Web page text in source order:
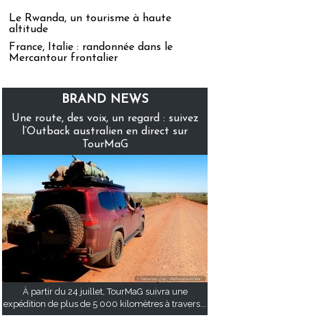
Le Rwanda, un tourisme à haute
altitude
France, Italie : randonnée dans le
Mercantour frontalier
BRAND NEWS
Une route, des voix, un regard : suivez
l’Outback australien en direct sur
TourMaG
À partir du 24 juillet, TourMaG suivra une
expédition de plus de 5 000 kilomètres à travers...